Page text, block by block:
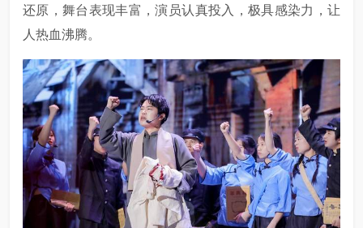
还原，舞台表现丰富，演员认真投入，极具感染力，让
人热血沸腾。